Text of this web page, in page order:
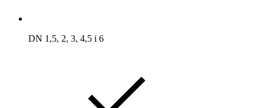
DN 1,5, 2, 3, 4,5 i 6